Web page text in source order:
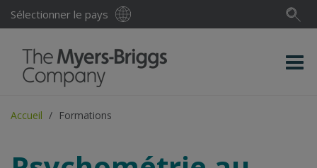
Sélectionner le pays
Accueil Formations